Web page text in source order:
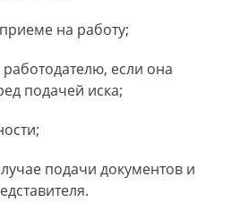
на работу;
если она
подачей иска;
подачи документов и